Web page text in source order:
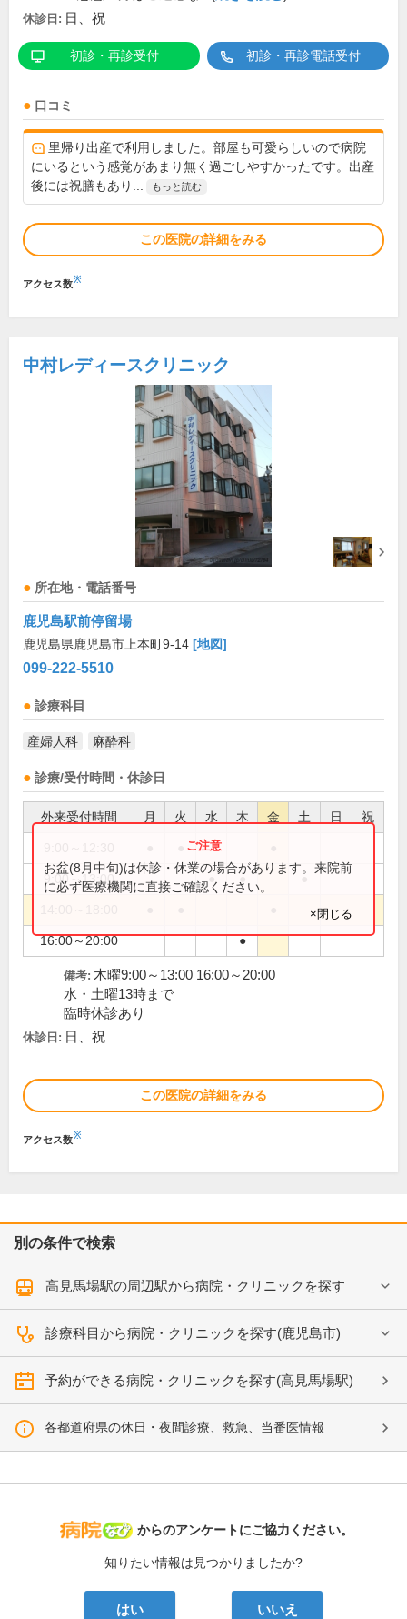
休診日: 日、祝
初診・再診受付 初診・再診電話受付
口コミ
里帰り出産で利用しました。部屋も可愛らしいので病院
にいるという感覚があまり無く過ごしやすかったです。出産
後には祝膳もあり...
もっと読む
この医院の詳細をみる
アクセス数※
中村レディースクリニック
所在地・電話番号
鹿児島駅前停留場
鹿児島県鹿児島市上本町9-14 [地図]
099-222-5510
診療科目
産婦人科 麻酔科
診療/受付時間・休診日
外来受付時間 月 火 水 木 金 土 日 祝
9:00～13:00 ● ● ●
16:00～20:00 ●
お盆(8月中旬)は休診・休業の場合があります。来院前
に必ず医療機関に直接ご確認ください。
×閉じる
備考: 木曜9:00～13:00 16:00～20:00
水・土曜13時まで
臨時休診あり
休診日: 日、祝
この医院の詳細をみる
アクセス数※
別の条件で検索
高見馬場駅の周辺駅から病院・クリニックを探す
診療科目から病院・クリニックを探す(鹿児島市)
予約ができる病院・クリニックを探す(高見馬場駅)
各都道府県の休日・夜間診療、救急、当番医情報
病院なび
からのアンケートにご協力ください。
知りたい情報は見つかりましたか?
はい いいえ